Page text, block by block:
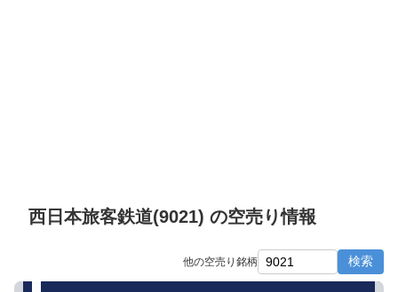
西日本旅客鉄道(9021) の空売り情報
他の空売り銘柄 検索